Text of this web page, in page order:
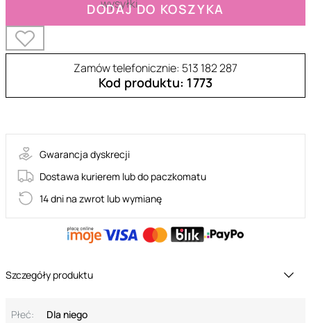
DODAJ DO KOSZYKA
Zamów telefonicznie: 513 182 287
Kod produktu: 1773
Gwarancja dyskrecji
Dostawa kurierem lub do paczkomatu
14 dni na zwrot lub wymianę
Szczegóły produktu
Płeć:
Dla niego